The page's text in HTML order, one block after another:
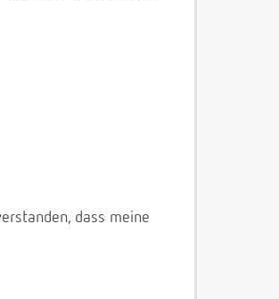
dass meine